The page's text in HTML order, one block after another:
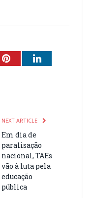
PinterestLinkedIn
NEXT ARTICLE
Em dia de
paralisação
nacional, TAEs
vão à luta pela
educação
pública